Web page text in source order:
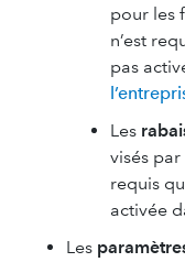
pour les
n’est
pas
Les
visés par
requis
activée
Les